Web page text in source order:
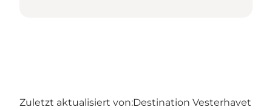
Zuletzt aktualisiert von:Destination Vesterhavet